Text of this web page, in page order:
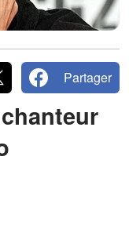
Partager